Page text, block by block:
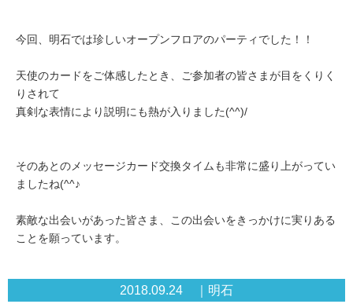
今回、明石では珍しいオープンフロアのパーティでした！！
天使のカードをご体感したとき、ご参加者の皆さまが目をくりく
りされて
真剣な表情により説明にも熱が入りました(^^)/
そのあとのメッセージカード交換タイムも非常に盛り上がってい
ましたね(^^♪
素敵な出会いがあった皆さま、この出会いをきっかけに実りある
ことを願っています。
2018.09.24 ｜明石